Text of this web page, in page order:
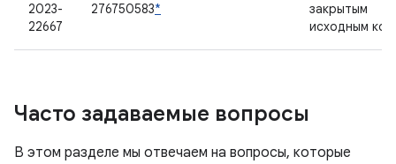
2023-
22667
276750583*
закрытым
исходным
Часто задаваемые вопросы
В этом разделе мы отвечаем на вопросы, которые